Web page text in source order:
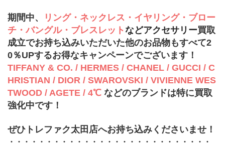
期間中、
リング・ネックレス・イヤリング・ブロー
チ・バングル・ブレスレットなどアクセサリー買取
成立でお持ち込みいただいた他のお品物もすべて2
0％UPするお得なキャンペーンでございます！
TIFFANY & CO. / HERMES / CHANEL / GUCCI / C
HRISTIAN / DIOR / SWAROVSKI / VIVIENNE WES
TWOOD / AGETE / 4℃ などのブランドは特に買取
強化中です！
ぜひトレファク太田店へお持ち込みくださいませ！
・・・・・・・・・・・・・・・・・・・・・・・・・・・